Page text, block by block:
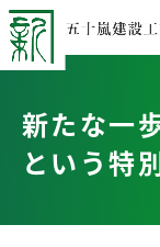
新たな一
という特